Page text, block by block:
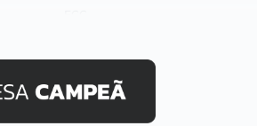
Selecon
Uniase